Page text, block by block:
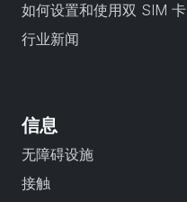
如何设置和使用双 SIM 卡
行业新闻
信息
无障碍设施
接触